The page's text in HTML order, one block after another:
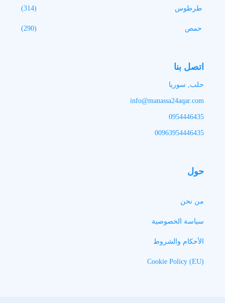
طرطوس (314)
حمص (290)
اتصل بنا
حلب, سوريا
info@manassa24aqar.com
0954446435
00963954446435
حول
من نحن
سياسة الخصوصية
الأحكام والشروط
Cookie Policy (EU)